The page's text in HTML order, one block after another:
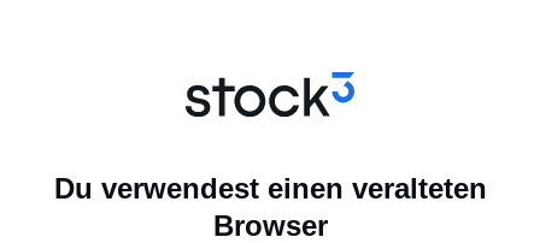
Du verwendest einen veralteten
Browser